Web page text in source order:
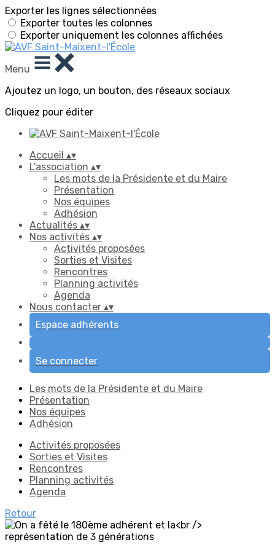
Exporter les lignes sélectionnées
Exporter toutes les colonnes
Exporter uniquement les colonnes affichées
Menu
Ajoutez un logo, un bouton, des réseaux sociaux
Cliquez pour éditer
Accueil ▴▾
L'association ▴▾
Les mots de la Présidente et du Maire
Présentation
Nos équipes
Adhésion
Actualités ▴▾
Nos activités ▴▾
Activités proposées
Sorties et Visites
Rencontres
Planning activités
Agenda
Nous contacter ▴▾
Espace adhérents
Se connecter
Les mots de la Présidente et du Maire
Présentation
Nos équipes
Adhésion
Activités proposées
Sorties et Visites
Rencontres
Planning activités
Agenda
Retour